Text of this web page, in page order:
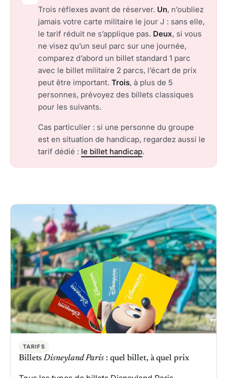
Trois réflexes avant de réserver. Un, n’oubliez
jamais votre carte militaire le jour J : sans elle,
le tarif réduit ne s’applique pas. Deux, si vous
ne visez qu’un seul parc sur une journée,
comparez d’abord un billet standard 1 parc
avec le billet militaire 2 parcs, l’écart de prix
peut être important. Trois, à plus de 5
personnes, prévoyez des billets classiques
pour les suivants.
Cas particulier : si une personne du groupe
est en situation de handicap, regardez aussi le
tarif dédié : le billet handicap.
TARIFS
BilletsDisneyland Paris: quel billet, à quel prix